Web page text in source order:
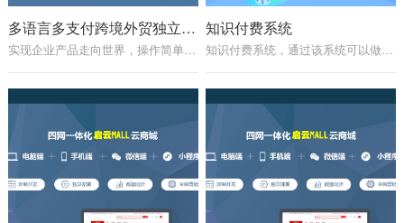
多语言多支付跨境外贸独立站系统
实现企业产品走向世界，操作简单方便，良好的谷歌SEO。
知识付费系统
知识付费系统，通过该系统可以做知识付费类的变现。